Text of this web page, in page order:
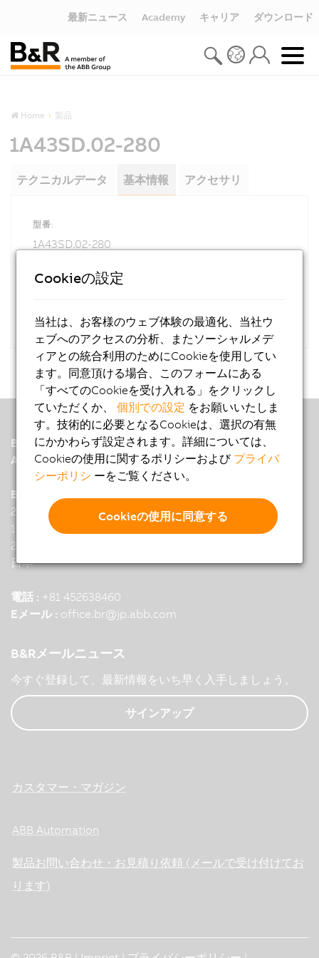
最新ニュース Academy キャリア ダウンロード
Home 製品
1A43SD.02-280
テクニカルデータ 基本情報 アクセサリ
型番:
1A43SD.02-280
B&R SafeDESIGNER V2.80
B&R
A member of the ABB Group
B&R Headquarters: Yokohama
23F, Yokohama Mitsui Bldg.,
1-1-2, Takashima, Nishi-ku
220-0011 Yokohama
日本
電話 : +81 452638460
Eメール : office.br@jp.abb.com
B&Rメールニュース
今すぐ登録して、最新情報をいち早く入手しましょう。
サインアップ
カスタマー・マガジン
ABB Automation
製品お問い合わせ・お見積り依頼 (メールで受け付けてお
ります)
Cookieの設定
当社は、お客様のウェブ体験の最適化、当社ウ
ェブへのアクセスの分析、またソーシャルメデ
ィアとの統合利用のためにCookieを使用してい
ます。同意頂ける場合、このフォームにある
「すべてのCookieを受け入れる」をクリックし
ていただくか、個別での設定 をお願いいたしま
す。技術的に必要となるCookieは、選択の有無
にかかわらず設定されます。詳細については、
Cookieの使用に関するポリシーおよび プライバ
シーポリシ ーをご覧ください。
Cookieの使用に同意する